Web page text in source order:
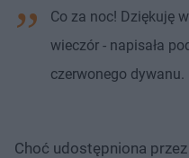
Co za noc! Dziękuję
wieczór - napisała
czerwonego dywanu.
Choć udostępniona